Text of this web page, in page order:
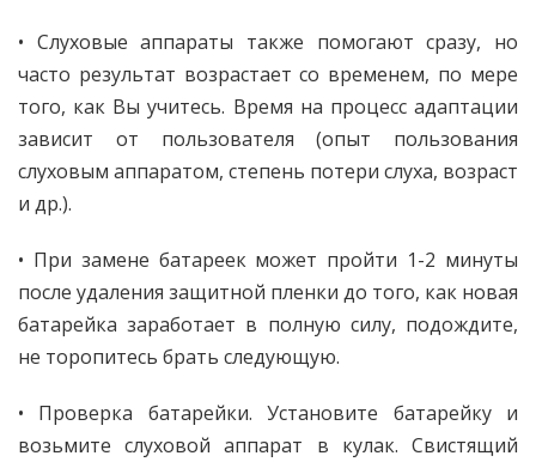
• Слуховые аппараты также помогают сразу, но
часто результат возрастает со временем, по мере
того, как Вы учитесь. Время на процесс адаптации
зависит от пользователя (опыт пользования
слуховым аппаратом, степень потери слуха, возраст
и др.).
• При замене батареек может пройти 1-2 минуты
после удаления защитной пленки до того, как новая
батарейка заработает в полную силу, подождите,
не торопитесь брать следующую.
• Проверка батарейки. Установите батарейку и
возьмите слуховой аппарат в кулак. Свистящий